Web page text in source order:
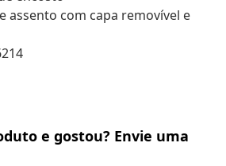
assento com capa removível e
e gostou? Envie uma